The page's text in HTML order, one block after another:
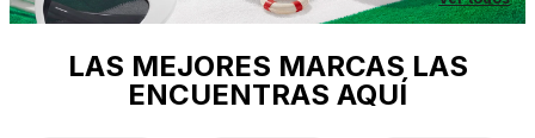
LAS MEJORES MARCAS LAS
ENCUENTRAS AQUÍ